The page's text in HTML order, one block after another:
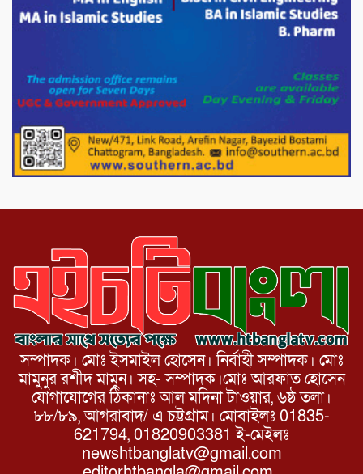
সরকারকে ব্যর্থ করতে দেশের বিরুদ্ধে একটি
দল চক্রান্ত চালিয়ে যাচ্ছে : রিজভী
দেশের বাজারে ভরিতে ১০ হাজার টাকা সোনার
দাম বাড়ানোর ঘোষণা।
ভারপ্রাপ্ত রাষ্ট্রপতি হাফিজ উদ্দিন আহমদের
সাথে এইচটি বাংলা অনলাইন পোর্টাল ও আইপি
সম্পাদক। মোঃ ইসমাইল হোসেন। নির্বাহী সম্পাদক। মোঃ
মামুনুর রশীদ মামুন। সহ- সম্পাদক।মোঃ আরফাত হোসেন
যোগাযোগের ঠিকানাঃ আল মদিনা টাওয়ার, ৬ষ্ঠ তলা।
৮৮/৮৯, আগরাবাদ/ এ চট্টগ্রাম। মোবাইলঃ 01835-
621794, 01820903381 ই-মেইলঃ
newshtbanglatv@gmail.com